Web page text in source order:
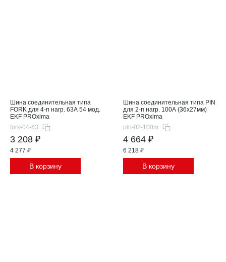
Шина соединительная типа
FORK для 4-п нагр. 63А 54 мод.
EKF PROxima
fork-04-63
3 208 ₽
4 277 ₽
В корзину
Шина соединительная типа PIN
для 2-п нагр. 100А (36x27мм)
EKF PROxima
pin-02-100m
4 664 ₽
6 218 ₽
В корзину